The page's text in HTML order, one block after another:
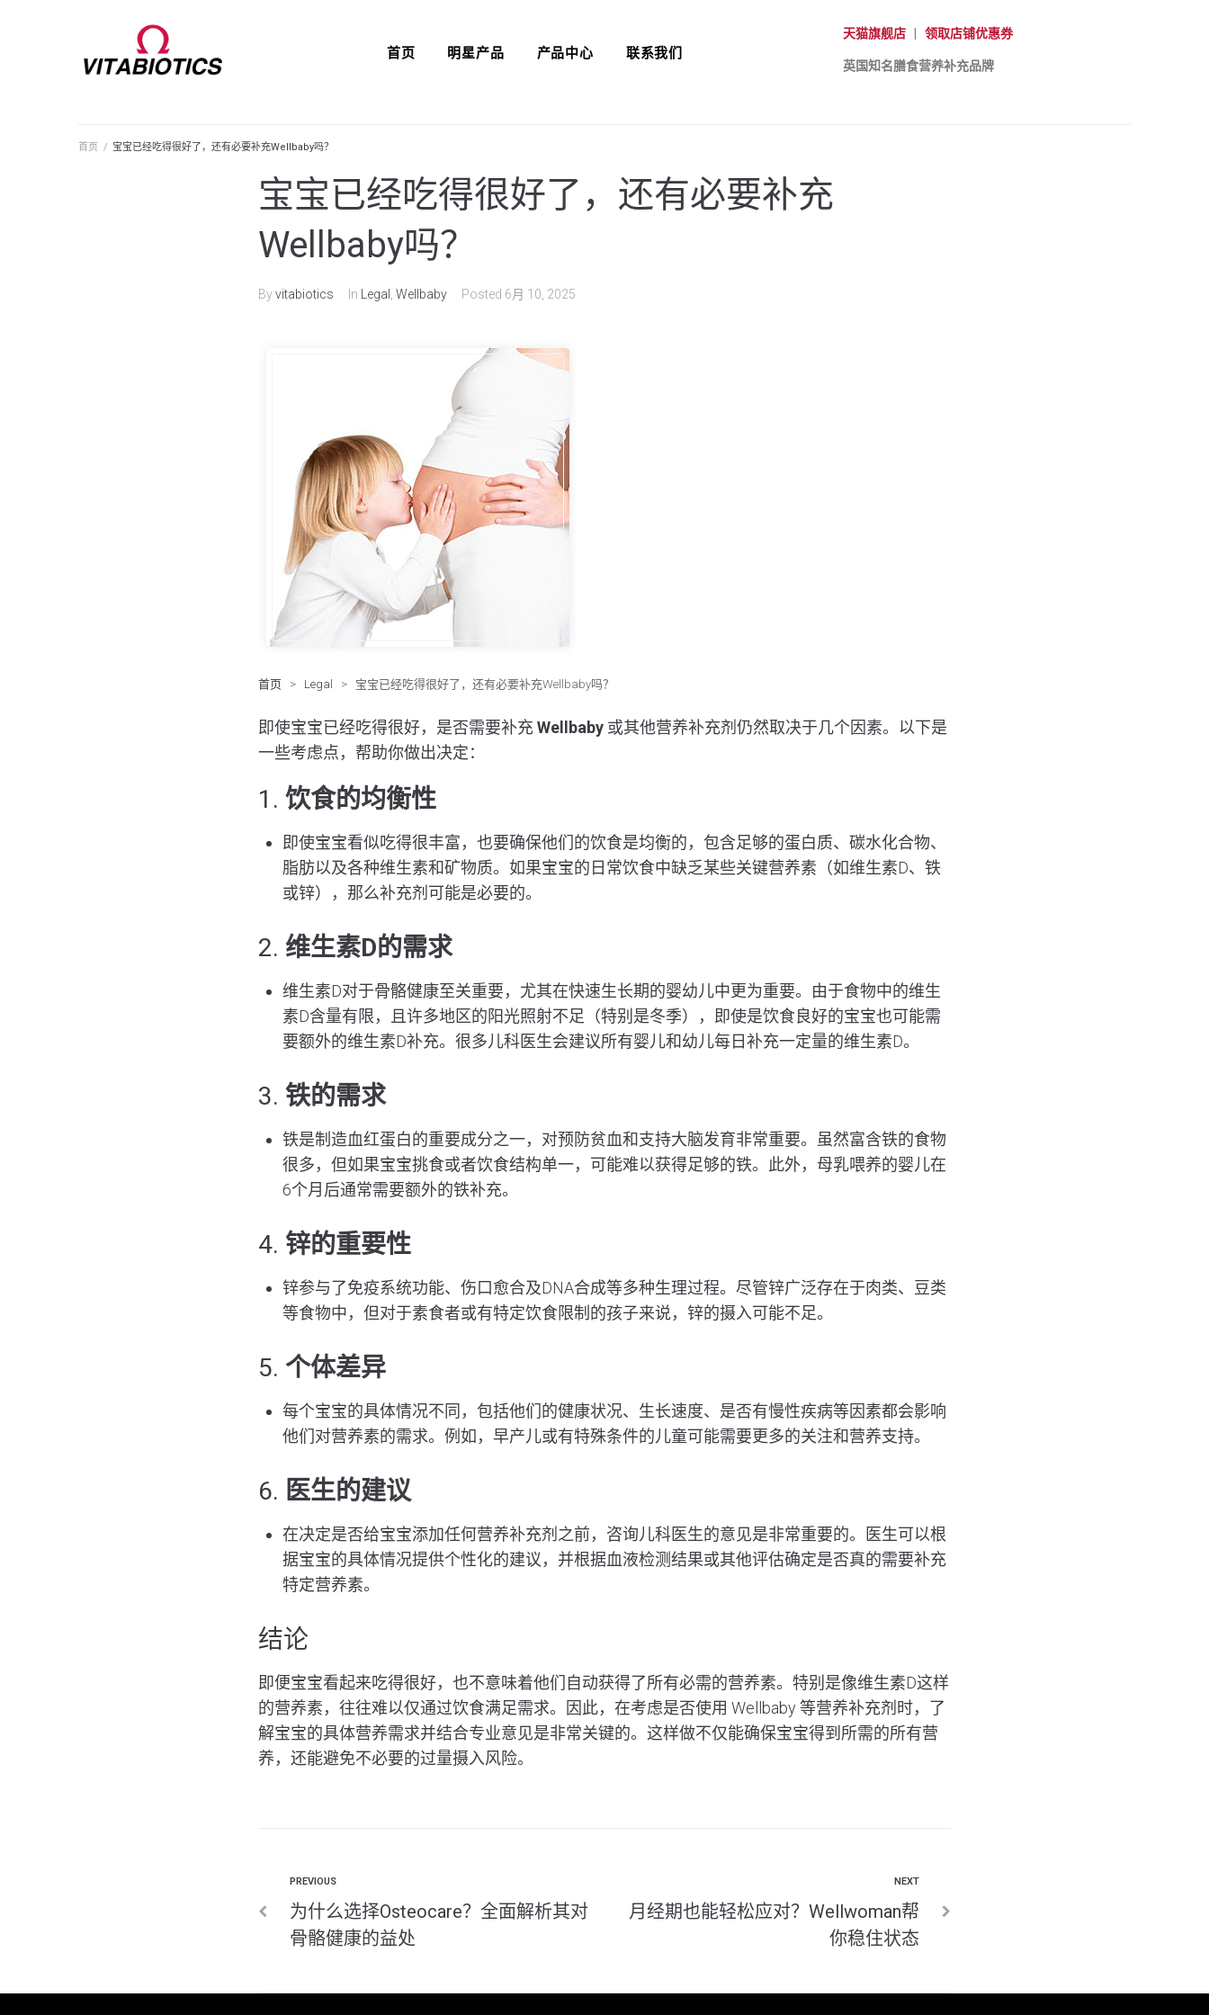
首页 明星产品 产品中心 联系我们
天猫旗舰店| 领取店铺优惠券
英国知名膳食营养补充品牌
首页 / 宝宝已经吃得很好了，还有必要补充Wellbaby吗？
宝宝已经吃得很好了，还有必要补充
Wellbaby吗？
Byvitabiotics In Legal , Wellbaby Posted 6月 10, 2025
首页 > Legal > 宝宝已经吃得很好了，还有必要补充Wellbaby吗？
即使宝宝已经吃得很好，是否需要补充Wellbaby 或其他营养补充剂仍然取决于几个因素。以下是
一些考虑点，帮助你做出决定：
1. 饮食的均衡性
即使宝宝看似吃得很丰富，也要确保他们的饮食是均衡的，包含足够的蛋白质、碳水化合物、
脂肪以及各种维生素和矿物质。如果宝宝的日常饮食中缺乏某些关键营养素（如维生素D、铁
或锌），那么补充剂可能是必要的。
2. 维生素D的需求
维生素D对于骨骼健康至关重要，尤其在快速生长期的婴幼儿中更为重要。由于食物中的维生
素D含量有限，且许多地区的阳光照射不足（特别是冬季），即使是饮食良好的宝宝也可能需
要额外的维生素D补充。很多儿科医生会建议所有婴儿和幼儿每日补充一定量的维生素D。
3. 铁的需求
铁是制造血红蛋白的重要成分之一，对预防贫血和支持大脑发育非常重要。虽然富含铁的食物
很多，但如果宝宝挑食或者饮食结构单一，可能难以获得足够的铁。此外，母乳喂养的婴儿在
6个月后通常需要额外的铁补充。
4. 锌的重要性
锌参与了免疫系统功能、伤口愈合及DNA合成等多种生理过程。尽管锌广泛存在于肉类、豆类
等食物中，但对于素食者或有特定饮食限制的孩子来说，锌的摄入可能不足。
5. 个体差异
每个宝宝的具体情况不同，包括他们的健康状况、生长速度、是否有慢性疾病等因素都会影响
他们对营养素的需求。例如，早产儿或有特殊条件的儿童可能需要更多的关注和营养支持。
6. 医生的建议
在决定是否给宝宝添加任何营养补充剂之前，咨询儿科医生的意见是非常重要的。医生可以根
据宝宝的具体情况提供个性化的建议，并根据血液检测结果或其他评估确定是否真的需要补充
特定营养素。
结论
即便宝宝看起来吃得很好，也不意味着他们自动获得了所有必需的营养素。特别是像维生素D这样
的营养素，往往难以仅通过饮食满足需求。因此，在考虑是否使用 Wellbaby等营养补充剂时，了
解宝宝的具体营养需求并结合专业意见是非常关键的。这样做不仅能确保宝宝得到所需的所有营
养，还能避免不必要的过量摄入风险。
PREVIOUS
为什么选择Osteocare？全面解析其对
骨骼健康的益处
NEXT
月经期也能轻松应对？Wellwoman帮
你稳住状态